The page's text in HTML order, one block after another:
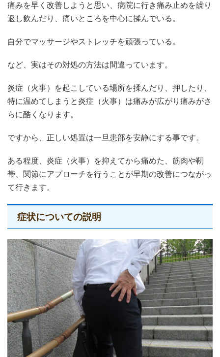
痛みを早く改善しようと思い、病院に行き痛み止めを繰り
返し飲んだり、痛いところを中心に揉んでいる。
自分でマッサージやストレッチを頑張っている。
など、実はその対処の方法は間違っています。
炎症（火事）を起こしている場所を揉んだり、押したり、
特に温めてしまうと炎症（火事）は痛みが広がり痛みがさ
らに酷くなります。
ですから、正しい処置は一旦患部を安静にする事です。
ある程度、炎症（火事）を抑えてから痛めた、筋肉や靭
帯、関節にアプローチを行うことが早期の改善につながっ
て行きます。
症状についての説明